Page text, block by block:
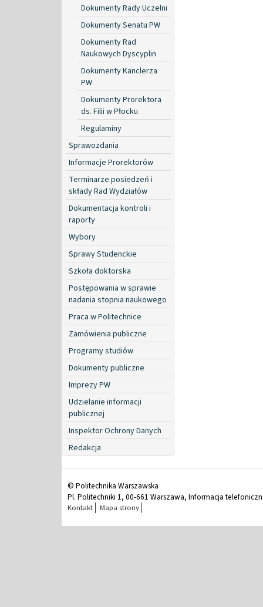
Dokumenty Rady Uczelni
Dokumenty Senatu PW
Dokumenty Rad
Naukowych Dyscyplin
Dokumenty Kanclerza
PW
Dokumenty Prorektora
ds. Filii w Płocku
Regulaminy
Sprawozdania
Informacje Prorektorów
Terminarze posiedzeń i
składy Rad Wydziałów
Dokumentacja kontroli i
raporty
Wybory
Sprawy Studenckie
Szkoła doktorska
Postępowania w sprawie
nadania stopnia naukowego
Praca w Politechnice
Zamówienia publiczne
Programy studiów
Dokumenty publiczne
Imprezy PW
Udzielanie informacji
publicznej
Inspektor Ochrony Danych
Redakcja
© Politechnika Warszawska
Pl. Politechniki 1, 00-661 Warszawa, Informacja
Kontakt Mapa strony